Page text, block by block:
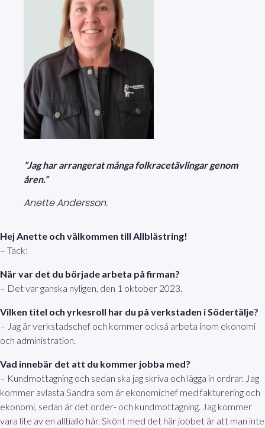
”Jag har arrangerat många folkracetävlingar genom
åren.”
Anette Andersson.
Hej Anette och välkommen till Allblästring!
– Tack!
När var det du började arbeta på firman?
– Det var ganska nyligen, den 1 oktober 2023.
Vilken titel och yrkesroll har du på verkstaden i Södertälje?
– Jag är verkstadschef och kommer också arbeta inom ekonomi
och administration.
Vad innebär det att du kommer jobba med?
– Kundmottagning och sedan ska jag skriva och lägga in ordrar. Jag
kommer avlasta Sandra som är ekonomichef med fakturering och
ekonomi, sedan är det order- och kundmottagning. Jag kommer
vara lite av en alltiallo här. Skönt med det här jobbet är att man inte